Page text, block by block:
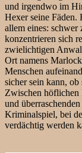
und irgendwo im
Hexer seine Fäden.
allem eines: schwer
konzentrieren sich
zwielichtigen
Ort namens
Menschen
sicher sein kann,
Zwischen höflichen
und
Kriminalspiel, bei
verdächtig werden